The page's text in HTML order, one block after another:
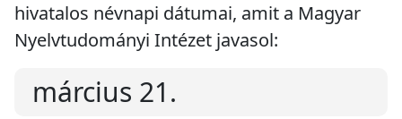
hivatalos névnapi dátumai, amit a Magyar
Nyelvtudományi Intézet javasol:
március 21.